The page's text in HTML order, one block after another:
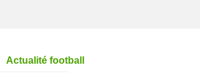
Actualité football